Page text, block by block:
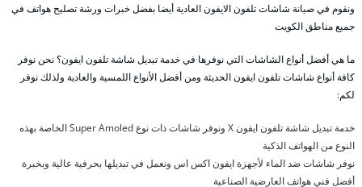
ونقوم في صيانة شاشات تلفون الايفون العادية أيضا بفضل خبرات ورشة تصليح هواتف في
جميع مناطق الكويت
ما هي أفضل أنواع الشاشات التي نوفرها في خدمة تبديل شاشة تلفون ايفون؟ نحن نوفر
كافة أنواع شاشات تلفون ايفون الحديثة ومن أفضل الأنواع اللمسية والعادية ولذلك نوفر
لكم:
خدمة تبديل شاشة تلفون ايفون X ونوفر شاشات ذات نوع Super Amoled الخاصة بهذه
النوع من الهواتف الذكية
نوفر شاشات ضد الماء لأجهزة ايفون اكس اس ونعمل في تبديلها بحرفية عالية وبخبرة
أفضل فني هواتف العارضية الصناعية